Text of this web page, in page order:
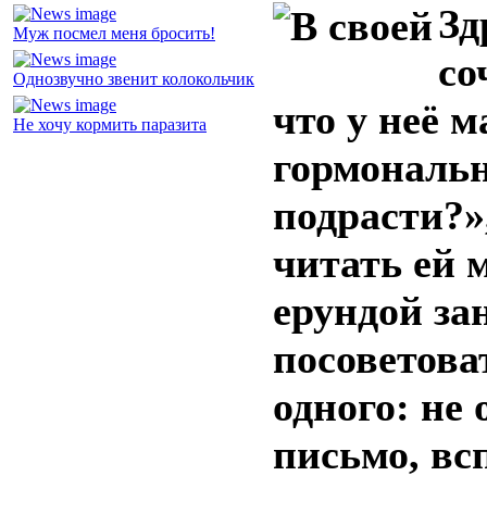
Муж посмел меня бросить!
Однозвучно звенит колокольчик
Не хочу кормить паразита
что у неё
читать ей
ерундой
одного: не
письмо,